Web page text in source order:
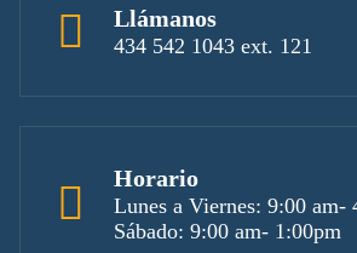
Llámanos
434 542 1043 ext. 121
Horario
Lunes a Viernes: 9:00 am-
Sábado: 9:00 am- 1:00pm